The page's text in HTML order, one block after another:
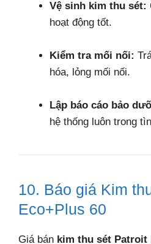
Vệ sinh kim thu sét:
hoạt động tốt.
Kiểm tra mối nối:
hóa, lỏng mối nối.
Lập báo cáo bảo
hệ thống luôn trong
10. Báo giá Kim
Eco+Plus 60
Giá bán kim thu sét Patroit